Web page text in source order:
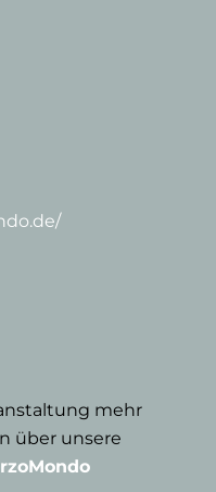
mehr
über unsere